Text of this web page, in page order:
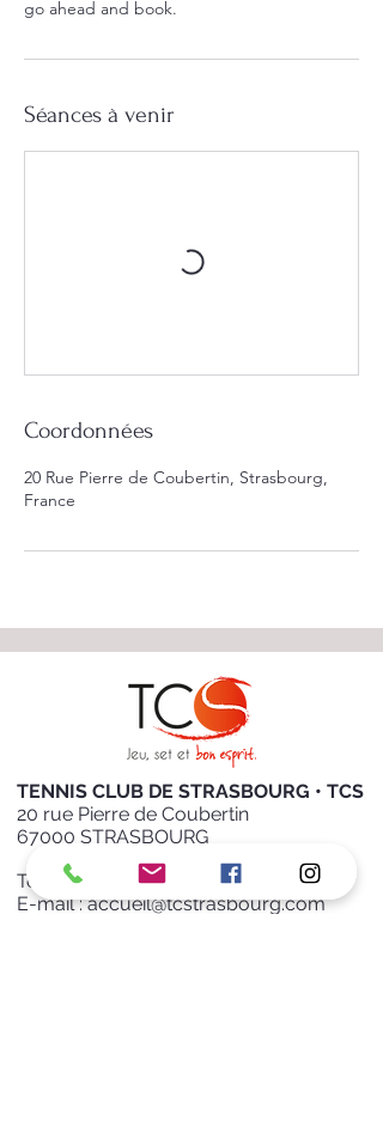
Séances à venir
Coordonnées
20 Rue Pierre de Coubertin, Strasbourg,
France
TENNIS CLUB DE STRASBOURG • TCS
20 rue Pierre de Coubertin
67000 STRASBOURG
Tél :
33 (0)3 88 35 29 23
E-mail :accueil@tcstrasbourg.com